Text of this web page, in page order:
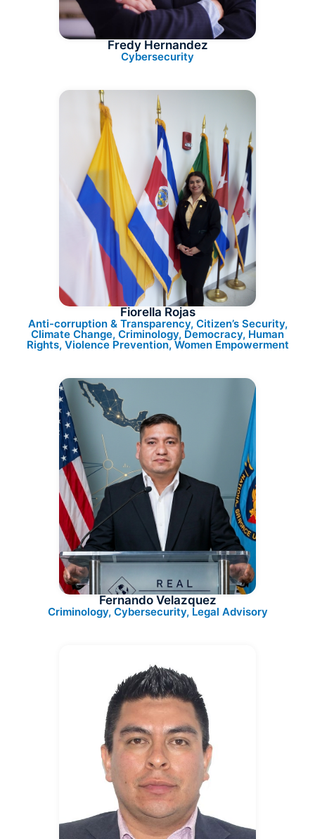
Fredy Hernandez
Cybersecurity
Fiorella Rojas
Anti-corruption & Transparency, Citizen’s Security,
Climate Change, Criminology, Democracy, Human
Rights, Violence Prevention, Women Empowerment
Fernando Velazquez
Criminology, Cybersecurity, Legal Advisory